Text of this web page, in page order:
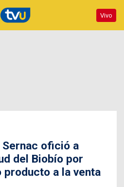
Vivo
ofició a
del Biobío por
a la venta